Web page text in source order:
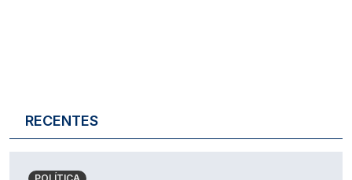
RECENTES